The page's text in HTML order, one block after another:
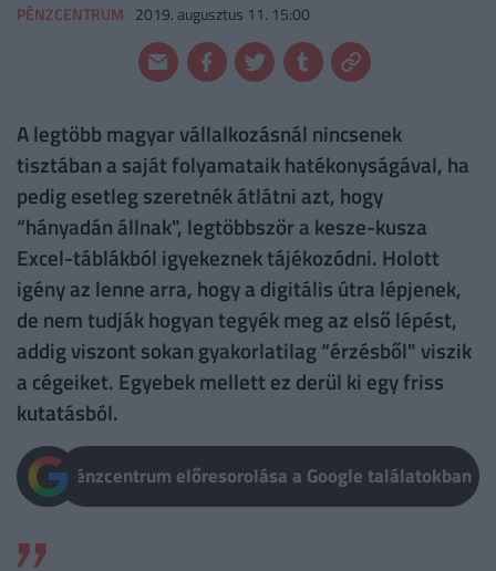
PÉNZCENTRUM 2019. augusztus 11. 15:00
A legtöbb magyar vállalkozásnál nincsenek
tisztában a saját folyamataik hatékonyságával, ha
pedig esetleg szeretnék átlátni azt, hogy
“hányadán állnak", legtöbbször a kesze-kusza
Excel-táblákból igyekeznek tájékozódni. Holott
igény az lenne arra, hogy a digitális útra lépjenek,
de nem tudják hogyan tegyék meg az első lépést,
addig viszont sokan gyakorlatilag “érzésből" viszik
a cégeiket. Egyebek mellett ez derül ki egy friss
kutatásból.
Pénzcentrum előresorolása a Google találatokban